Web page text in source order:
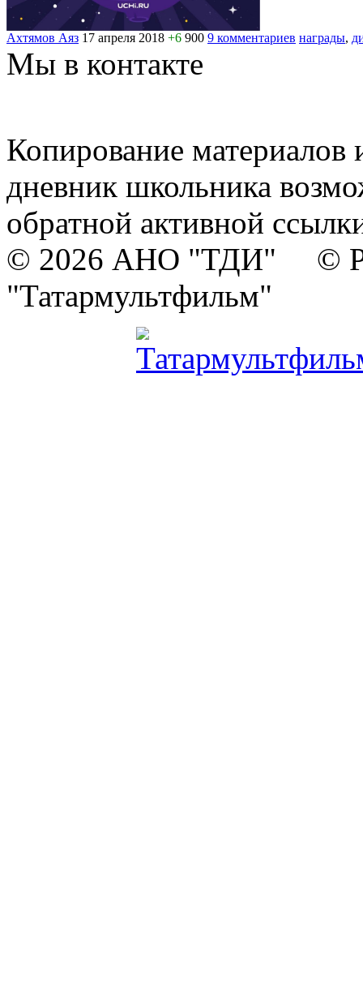
Ахтямов Аяз 17 апреля 2018 +6 900 9 комментариев награды,
Мы в контакте
Копирование материалов
дневник школьника
обратной активной
© 2026 АНО "ТДИ" ©
"Татармультфильм"